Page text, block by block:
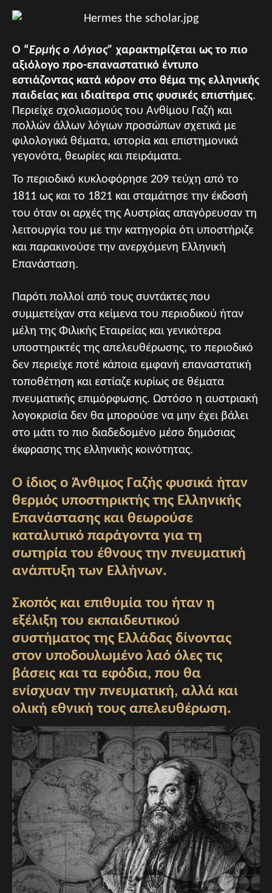
Ο “Ερμής ο Λόγιος” χαρακτηρίζεται ως το πιο
αξιόλογο προ-επαναστατικό έντυπο
εστιάζοντας κατά κόρον στο θέμα της ελληνικής
παιδείας και ιδιαίτερα στις φυσικές επιστήμες.
Περιείχε σχολιασμούς του Ανθίμου Γαζή και
πολλών άλλων λόγιων προσώπων σχετικά με
φιλολογικά θέματα, ιστορία και επιστημονικά
γεγονότα, θεωρίες και πειράματα.
Το περιοδικό κυκλοφόρησε 209 τεύχη από το
1811 ως και το 1821 και σταμάτησε την έκδοσή
του όταν οι αρχές της Αυστρίας απαγόρευσαν τη
λειτουργία του με την κατηγορία ότι υποστήριζε
και παρακινούσε την ανερχόμενη Ελληνική
Επανάσταση.
Παρότι πολλοί από τους συντάκτες που
συμμετείχαν στα κείμενα του περιοδικού ήταν
μέλη της Φιλικής Εταιρείας και γενικότερα
υποστηρικτές της απελευθέρωσης, το περιοδικό
δεν περιείχε ποτέ κάποια εμφανή επαναστατική
τοποθέτηση και εστίαζε κυρίως σε θέματα
πνευματικής επιμόρφωσης. Ωστόσο η αυστριακή
λογοκρισία δεν θα μπορούσε να μην έχει βάλει
στο μάτι το πιο διαδεδομένο μέσο δημόσιας
έκφρασης της ελληνικής κοινότητας.
Ο ίδιος ο Άνθιμος Γαζής φυσικά ήταν
θερμός υποστηρικτής της Ελληνικής
Επανάστασης και θεωρούσε
καταλυτικό παράγοντα για τη
σωτηρία του έθνους την πνευματική
ανάπτυξη των Ελλήνων.
Σκοπός και επιθυμία του ήταν η
εξέλιξη του εκπαιδευτικού
συστήματος της Ελλάδας δίνοντας
στον υποδουλωμένο λαό όλες τις
βάσεις και τα εφόδια, που θα
ενίσχυαν την πνευματική, αλλά και
ολική εθνική τους απελευθέρωση.